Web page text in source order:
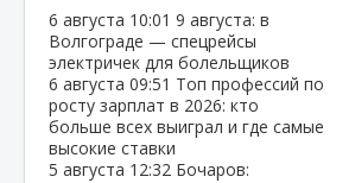
6 августа 10:01 9 августа: в
Волгограде — спецрейсы
электричек для болельщиков
6 августа 09:51 Топ профессий по
росту зарплат в 2026: кто
больше всех выиграл и где самые
высокие ставки
5 августа 12:32 Бочаров: